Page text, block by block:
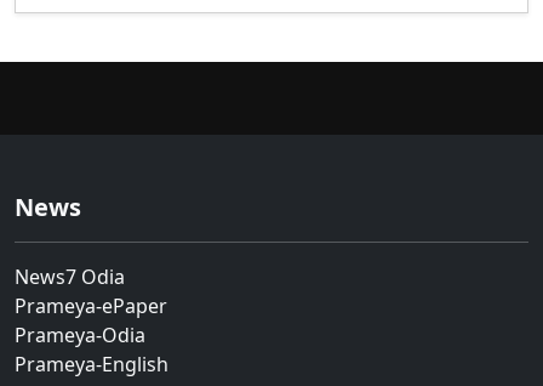
News
News7 Odia
Prameya-ePaper
Prameya-Odia
Prameya-English